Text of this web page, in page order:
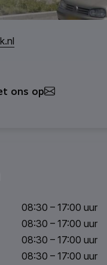
ons op
08:30 – 17:00 uur
08:30 – 17:00 uur
08:30 – 17:00 uur
08:30 – 17:00 uur